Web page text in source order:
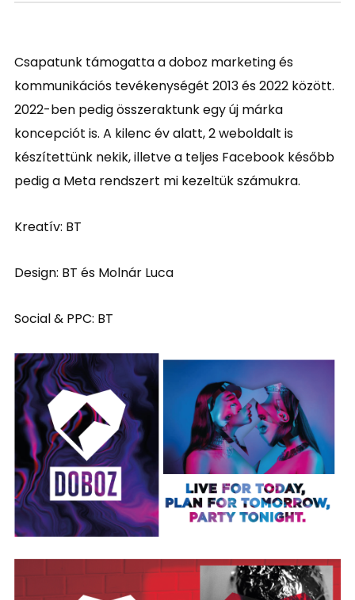
Csapatunk támogatta a doboz marketing és
kommunikációs tevékenységét 2013 és 2022 között.
2022-ben pedig összeraktunk egy új márka
koncepciót is. A kilenc év alatt, 2 weboldalt is
készítettünk nekik, illetve a teljes Facebook később
pedig a Meta rendszert mi kezeltük számukra.
Kreatív: BT
Design: BT és Molnár Luca
Social & PPC: BT